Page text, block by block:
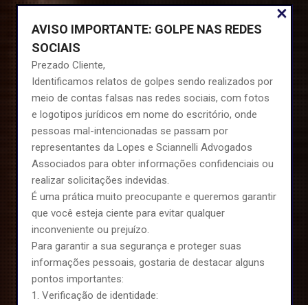
Nós somos experts em
AVISO IMPORTANTE: GOLPE NAS REDES
SOCIAIS
Prezado Cliente,
Identificamos relatos de golpes sendo realizados por
meio de contas falsas nas redes sociais, com fotos
e logotipos jurídicos em nome do escritório, onde
pessoas mal-intencionadas se passam por
representantes da Lopes e Sciannelli Advogados
Associados para obter informações confidenciais ou
realizar solicitações indevidas.
É uma prática muito preocupante e queremos garantir
que você esteja ciente para evitar qualquer
inconveniente ou prejuízo.
Para garantir a sua segurança e proteger suas
informações pessoais, gostaria de destacar alguns
pontos importantes:
1. Verificação de identidade:
×